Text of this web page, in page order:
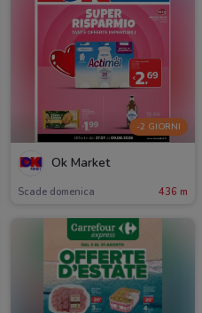
-2 GIORNI
Ok Market
Scade domenica 436 m